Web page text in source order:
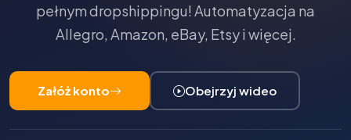
pełnym dropshippingu! Automatyzacja na
Allegro, Amazon, eBay, Etsy i więcej.
Załóż konto Obejrzyj wideo